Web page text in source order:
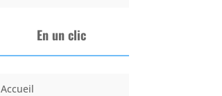
En un clic
Accueil